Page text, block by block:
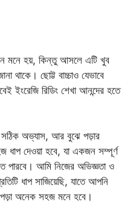
মনে হয়, কিন্তু আসলে এটি খুব
থাকে। ছোট্ট বাচ্চাও যেভাবে
ইংরেজি রিডিং শেখা আনন্দের হতে
সঠিক অভ্যাস, আর বুঝে পড়ার
দেওয়া হবে, যা একজন সম্পূর্ণ
পারবে। আমি নিজের অভিজ্ঞতা ও
ধাপ সাজিয়েছি, যাতে আপনি
পড়া অনেক সহজ মনে হবে।